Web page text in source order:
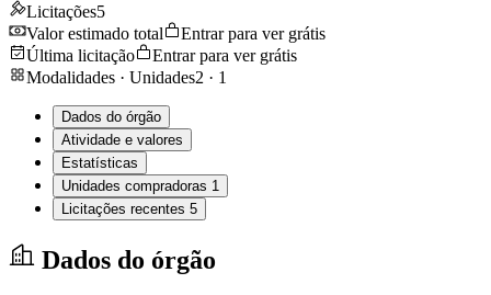
Licitações5
Valor estimado total
Entrar para ver grátis
Última licitação
Entrar para ver grátis
Modalidades · Unidades2 · 1
Dados do órgão
Atividade e valores
Estatísticas
Unidades compradoras 1
Licitações recentes 5
Dados do órgão